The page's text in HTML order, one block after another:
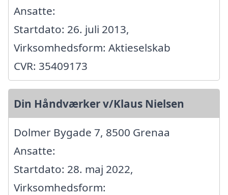
Ansatte:
Startdato: 26. juli 2013,
Virksomhedsform: Aktieselskab
CVR: 35409173
Din Håndværker v/Klaus Nielsen
Dolmer Bygade 7, 8500 Grenaa
Ansatte:
Startdato: 28. maj 2022,
Virksomhedsform: